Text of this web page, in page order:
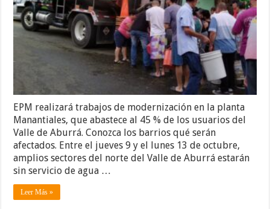
EPM realizará trabajos de modernización en la planta
Manantiales, que abastece al 45 % de los usuarios del
Valle de Aburrá. Conozca los barrios qué serán
afectados. Entre el jueves 9 y el lunes 13 de octubre,
amplios sectores del norte del Valle de Aburrá estarán
sin servicio de agua …
Leer Más »